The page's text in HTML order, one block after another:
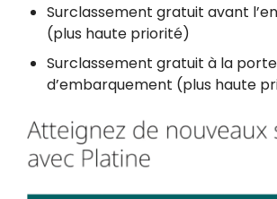
Surclassement gratuit avant
(plus haute priorité)
Surclassement gratuit à la porte
d’embarquement (plus haute